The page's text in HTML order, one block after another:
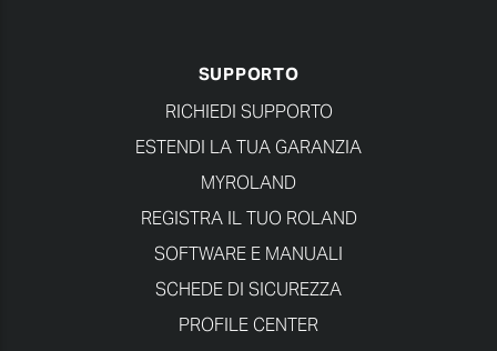
SUPPORTO
RICHIEDI SUPPORTO
ESTENDI LA TUA GARANZIA
MYROLAND
REGISTRA IL TUO ROLAND
SOFTWARE E MANUALI
SCHEDE DI SICUREZZA
PROFILE CENTER